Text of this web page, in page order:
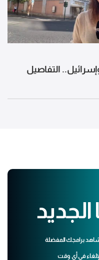
التفاصيل
برامجك المفضلة
في أي وقت